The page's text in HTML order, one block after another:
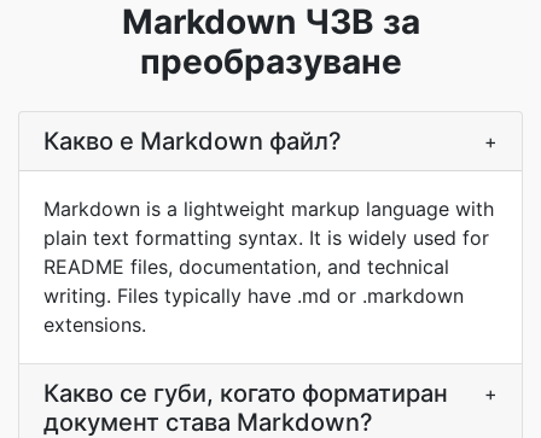
Markdown ЧЗВ за
преобразуване
Какво е Markdown файл? +
Markdown is a lightweight markup language with
plain text formatting syntax. It is widely used for
README files, documentation, and technical
writing. Files typically have .md or .markdown
extensions.
Какво се губи, когато форматиран
документ става Markdown?
+